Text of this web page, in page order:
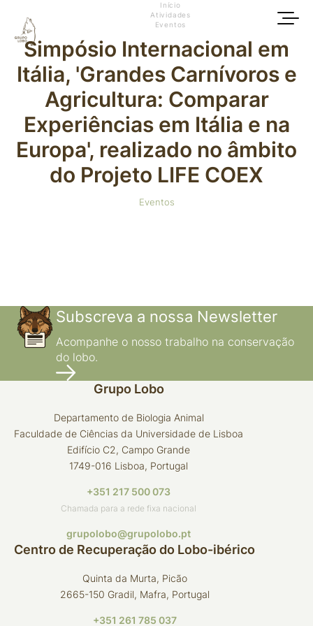
Início
Atividades
Eventos
Simpósio Internacional em
Itália, 'Grandes Carnívoros e
Agricultura: Comparar
Experiências em Itália e na
Europa', realizado no âmbito
do Projeto LIFE COEX
Eventos
Subscreva a nossa Newsletter
Acompanhe o nosso trabalho na conservação
do lobo.
Grupo Lobo
Departamento de Biologia Animal
Faculdade de Ciências da Universidade de Lisboa
Edifício C2, Campo Grande
1749-016 Lisboa, Portugal
+351 217 500 073
Chamada para a rede fixa nacional
grupolobo@grupolobo.pt
Centro de Recuperação do Lobo-ibérico
Quinta da Murta, Picão
2665-150 Gradil, Mafra, Portugal
+351 261 785 037